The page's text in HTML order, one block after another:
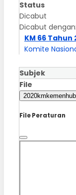
Status
Dicabut
Dicabut dengan:
KM 66 Tahun
Komite
Subjek
File
File Peraturan